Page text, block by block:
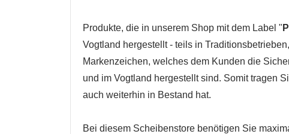
Produkte, die in unserem Shop mit dem Label "
Vogtland hergestellt - teils in
Markenzeichen, welches dem Kunden die
und im Vogtland hergestellt sind. Somit tragen
auch weiterhin in Bestand hat.
Bei diesem Scheibenstore benötigen Sie